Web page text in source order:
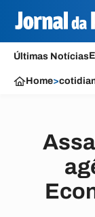
Últimas Notícias
Home>